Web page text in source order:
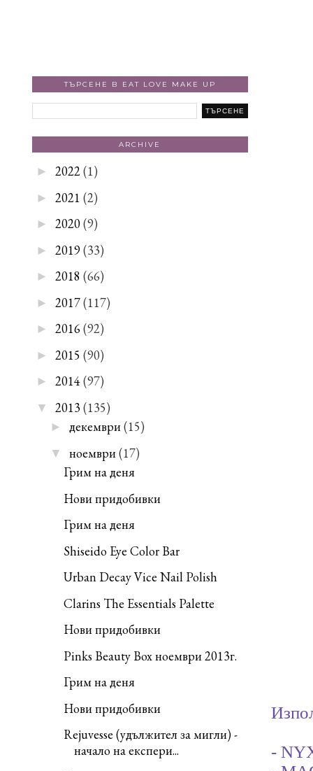
-
ТЪРСЕНЕ В EAT LOVE MAKE UP
ARCHIVE
► 2022(1)
► 2021 (2)
► 2020(9)
► 2019(33)
► 2018 (66)
► 2017(117)
► 2016(92)
► 2015 (90)
► 2014 (97)
▼ 2013(135)
► декември(15)
▼ ноември (17)
Грим на деня
Нови придобивки
Грим на деня
Shiseido Eye Color Bar
Urban Decay Vice Nail Polish
Clarins The Essentials Palette
Нови придобивки
Pinks Beauty Box ноември 2013г.
Грим на деня
Нови придобивки
Rejuvesse (удължител за мигли) -
начало на експери...